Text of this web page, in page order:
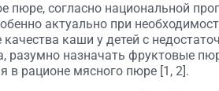
пюре, согласно национальной
актуально при
качества каши у детей с
разумно назначать фруктовые
в рационе мясного пюре [1, 2].